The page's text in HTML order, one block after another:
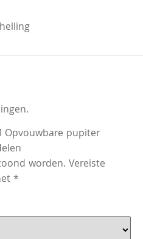
Opvouwbare pupiter
worden. Vereiste
*